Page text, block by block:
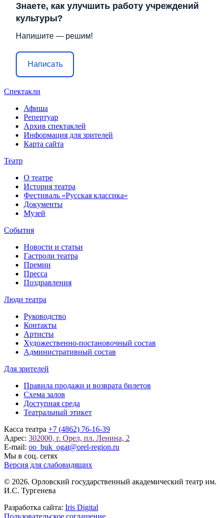
Знаете, как улучшить работу учреждений
культуры?
Напишите — решим!
Написать
Спектакли
Афиша
Репертуар
Архив спектаклей
Информация для зрителей
Карта сайта
Театр
О театре
История театра
Фестиваль «Русская классика»
Документы
Музей
События
Новости и статьи
Гастроли театра
Премии
Пресса
Поздравления
Люди театра
Руководство
Контакты
Артисты
Художественно-постановочный состав
Административный состав
Для зрителей
Правила продажи и возврата билетов
Схема залов
Доступная среда
Театральный этикет
Касса театра +7 (4862) 76-16-39
Адрес: 302000, г. Орел, пл. Ленина, 2
E-mail: oo_buk_ogat@orel-region.ru
Мы в соц. сетях
Версия для слабовидящих
© 2026. Орловский государственный академический театр им.
И.С. Тургенева
Разработка сайта: Iris Digital
Пользовательское соглашение